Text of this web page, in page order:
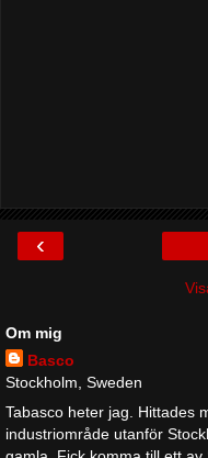
‹
Om mig
Basco
Stockholm, Sweden
Tabasco heter jag. Hittades
industriområde utanför